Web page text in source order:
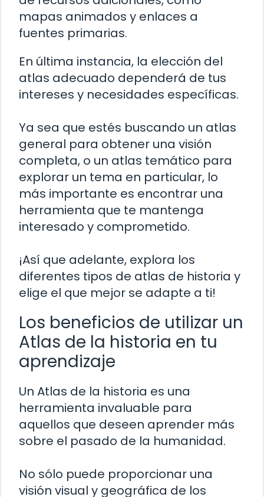
mapas animados y enlaces a
fuentes primarias.
En última instancia, la elección del
atlas adecuado dependerá de tus
intereses y necesidades específicas.
Ya sea que estés buscando un atlas
general para obtener una visión
completa, o un atlas temático para
explorar un tema en particular, lo
más importante es encontrar una
herramienta que te mantenga
interesado y comprometido.
¡Así que adelante, explora los
diferentes tipos de atlas de historia y
elige el que mejor se adapte a ti!
Los beneficios de utilizar un
Atlas de la historia en tu
aprendizaje
Un Atlas de la historia es una
herramienta invaluable para
aquellos que deseen aprender más
sobre el pasado de la humanidad.
No sólo puede proporcionar una
visión visual y geográfica de los